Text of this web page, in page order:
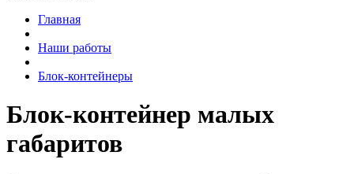
Главная
Наши работы
Блок-контейнеры
Блок-контейнер малых
габаритов